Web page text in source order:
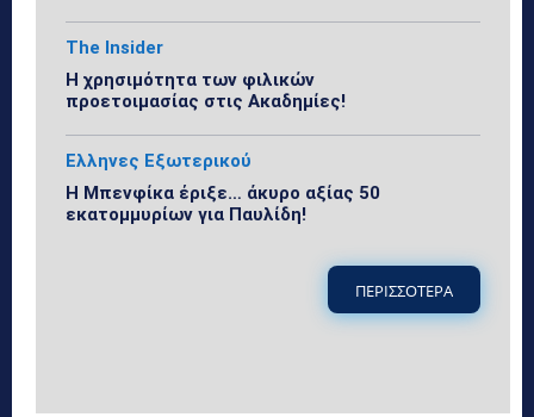
The Insider
Η χρησιμότητα των φιλικών
προετοιμασίας στις Ακαδημίες!
Ελληνες Εξωτερικού
Η Μπενφίκα έριξε… άκυρο αξίας 50
εκατομμυρίων για Παυλίδη!
ΠΕΡΙΣΣΟΤΕΡΑ